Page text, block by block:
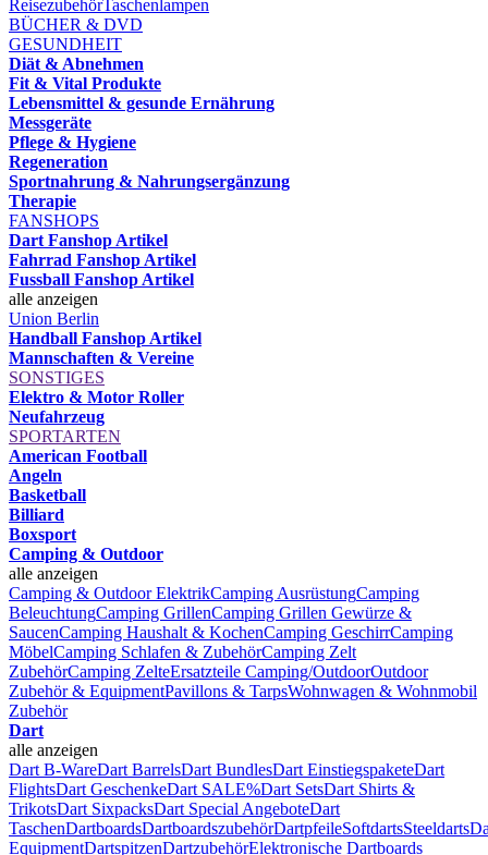
ReisezubehörTaschenlampen
BÜCHER & DVD
GESUNDHEIT
Diät & Abnehmen
Fit & Vital Produkte
Lebensmittel & gesunde Ernährung
Messgeräte
Pflege & Hygiene
Regeneration
Sportnahrung & Nahrungsergänzung
Therapie
FANSHOPS
Dart Fanshop Artikel
Fahrrad Fanshop Artikel
Fussball Fanshop Artikel
alle anzeigen
Union Berlin
Handball Fanshop Artikel
Mannschaften & Vereine
SONSTIGES
Elektro & Motor Roller
Neufahrzeug
SPORTARTEN
American Football
Angeln
Basketball
Billiard
Boxsport
Camping & Outdoor
alle anzeigen
Camping & Outdoor ElektrikCamping AusrüstungCamping
BeleuchtungCamping GrillenCamping Grillen Gewürze &
SaucenCamping Haushalt & KochenCamping GeschirrCamping
MöbelCamping Schlafen & ZubehörCamping Zelt
ZubehörCamping ZelteErsatzteile Camping/OutdoorOutdoor
Zubehör & EquipmentPavillons & TarpsWohnwagen & Wohnmobil
Zubehör
Dart
alle anzeigen
Dart B-WareDart BarrelsDart BundlesDart EinstiegspaketeDart
FlightsDart GeschenkeDart SALE%Dart SetsDart Shirts &
TrikotsDart SixpacksDart Special AngeboteDart
TaschenDartboardsDartboardszubehörDartpfeileSoftdartsSteeldarts
EquipmentDartspitzenDartzubehörElektronische Dartboards